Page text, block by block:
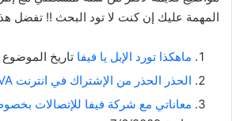
المهمة عليك إن كنت لا تود البحث !! تفضل
ماهكذا تورد الإبل يا فيفا تاريخ الموضوع بتاريخ
الحذر الحذر من الإشتراك في انترنت VIVA
معاناتي مع شركة فيفا للإتصالات